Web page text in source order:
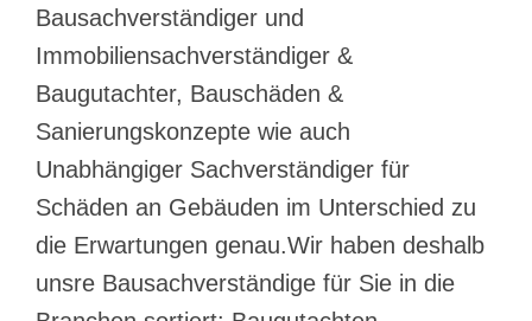
Bausachverständiger und
Immobiliensachverständiger &
Baugutachter, Bauschäden &
Sanierungskonzepte wie auch
Unabhängiger Sachverständiger für
Schäden an Gebäuden im Unterschied zu
die Erwartungen genau.Wir haben deshalb
unsre Bausachverständige für Sie in die